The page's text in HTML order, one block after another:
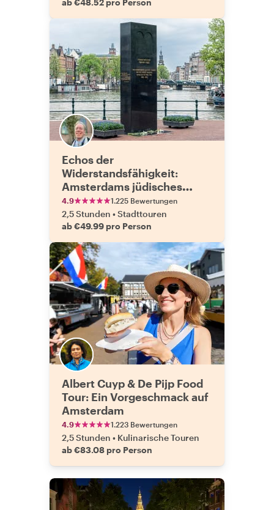
ab €48.52 pro Person
Echos der
Widerstandsfähigkeit:
Amsterdams jüdisches
Viertel & Zweiter
Weltkriegsgeschichte
4.9 1.225 Bewertungen
2,5 Stunden •Stadttouren
ab €49.99 pro Person
Albert Cuyp & De Pijp Food
Tour: Ein Vorgeschmack auf
Amsterdam
4.9 1.223 Bewertungen
2,5 Stunden • Kulinarische Touren
ab €83.08 pro Person